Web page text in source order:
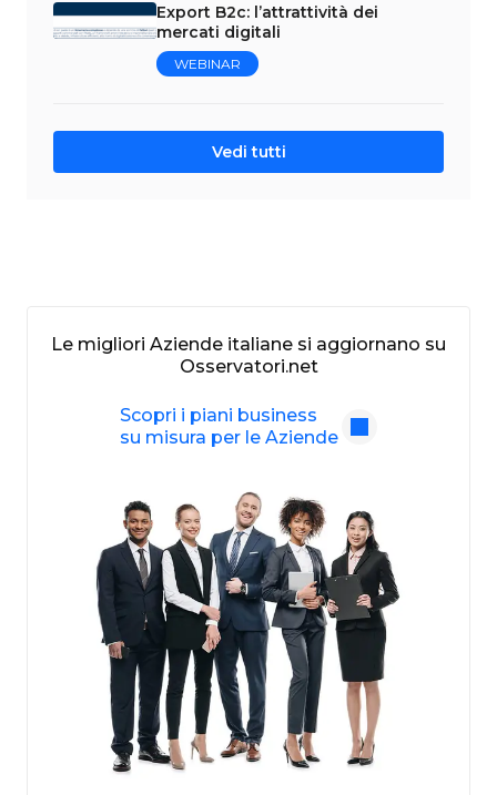
Export B2c: l’attrattività dei
mercati digitali
WEBINAR
Vedi tutti
Le migliori Aziende italiane si aggiornano su
Osservatori.net
Scopri i piani business
su misura per le Aziende